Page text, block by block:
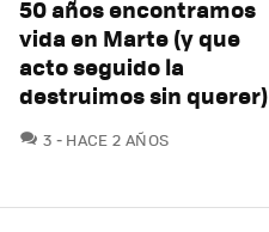
50 años encontramos
vida en Marte (y que
acto seguido la
destruimos sin querer)
3 COMENTARIOS
HACE 2 AÑOS